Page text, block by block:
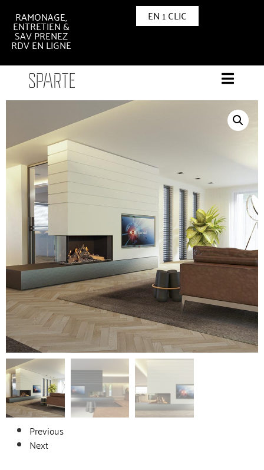
RAMONAGE,
ENTRETIEN &
SAV PRENEZ
RDV EN LIGNE
EN 1 CLIC
Previous
Next